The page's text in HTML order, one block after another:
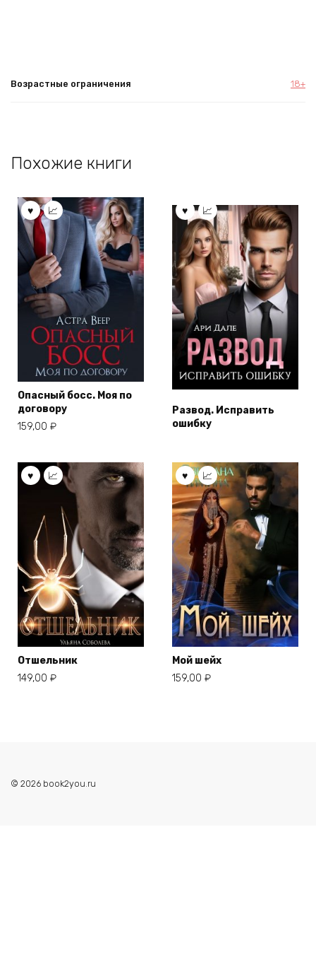
Возрастные ограничения 18+
Похожие книги
Опасный босс. Моя по
договору
159,00 ₽
Развод. Исправить
ошибку
Отшельник
149,00 ₽
Мой шейх
159,00 ₽
© 2026 book2you.ru